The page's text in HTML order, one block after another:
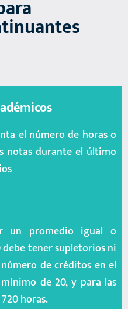
el número de horas o
notas durante el último
un promedio igual o
debe tener supletorios ni
de créditos en el
de 20, y para las
horas.